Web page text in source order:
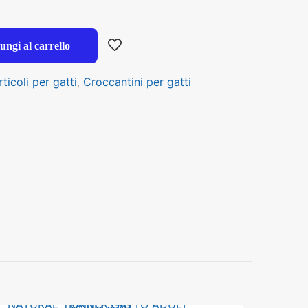
al carrello
per gatti, Croccantini per gatti